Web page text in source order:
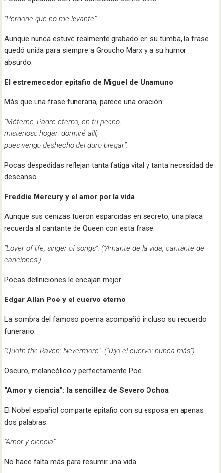
“Perdone que no me levante”.
Aunque nunca estuvo realmente grabado en su tumba, la frase
quedó unida para siempre a Groucho Marx y a su humor
absurdo.
El estremecedor epitafio de Miguel de Unamuno
Más que una frase funeraria, parece una oración:
“Méteme, Padre eterno, en tu pecho,
misterioso hogar; dormiré allí,
pues vengo deshecho del duro bregar”.
Pocas despedidas reflejan tanta fatiga vital y tanta necesidad de
descanso.
Freddie Mercury y el amor por la vida
Aunque sus cenizas fueron esparcidas en secreto, una placa
recuerda al cantante de Queen con esta frase:
“Lover of life, singer of songs”. (“Amante de la vida, cantante de
canciones”).
Pocas definiciones le encajan mejor.
Edgar Allan Poe y el cuervo eterno
La sombra del famoso poema acompañó incluso su recuerdo
funerario:
“Quoth the Raven: Nevermore”. (“Dijo el cuervo: nunca más”).
Oscuro, melancólico y perfectamente Poe.
“Amor y ciencia”: la sencillez de Severo Ochoa
El Nobel español comparte epitafio con su esposa en apenas
dos palabras:
“Amor y ciencia”.
No hace falta más para resumir una vida.